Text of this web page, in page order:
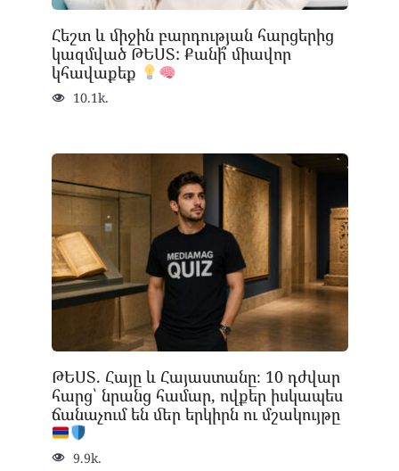
Հեշտ և միջին բարդության հարցերից
կազմված ԹԵՍՏ: Քանի՞ միավոր
կհավաքեք
10.1k.
ԹԵՍՏ. Հայը և Հայաստանը։ 10 դժվար
հարց՝ նրանց համար, ովքեր իսկապես
ճանաչում են մեր երկիրն ու մշակույթը
9.9k.